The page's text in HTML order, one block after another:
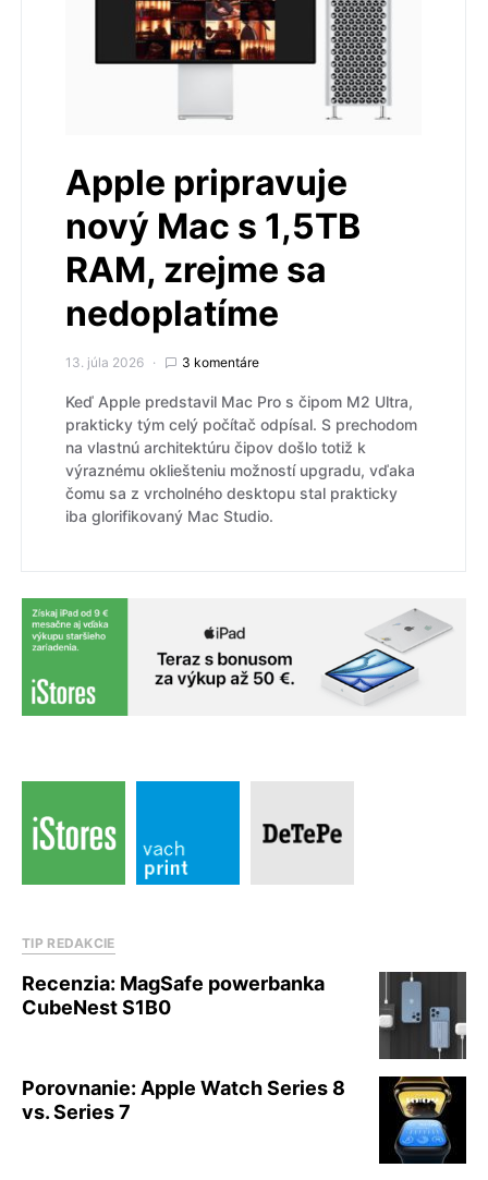
Apple pripravuje
nový Mac s 1,5TB
RAM, zrejme sa
nedoplatíme
13. júla 2026 3 komentáre
Keď Apple predstavil Mac Pro s čipom M2 Ultra,
prakticky tým celý počítač odpísal. S prechodom
na vlastnú architektúru čipov došlo totiž k
výraznému okliešteniu možností upgradu, vďaka
čomu sa z vrcholného desktopu stal prakticky
iba glorifikovaný Mac Studio.
TIP REDAKCIE
Recenzia: MagSafe powerbanka
CubeNest S1B0
Porovnanie: Apple Watch Series 8
vs. Series 7